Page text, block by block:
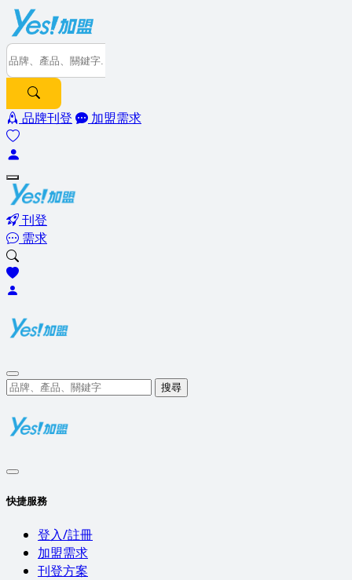
品牌刊登 加盟需求
刊登
需求
搜尋
快捷服務
登入/註冊
加盟需求
刊登方案